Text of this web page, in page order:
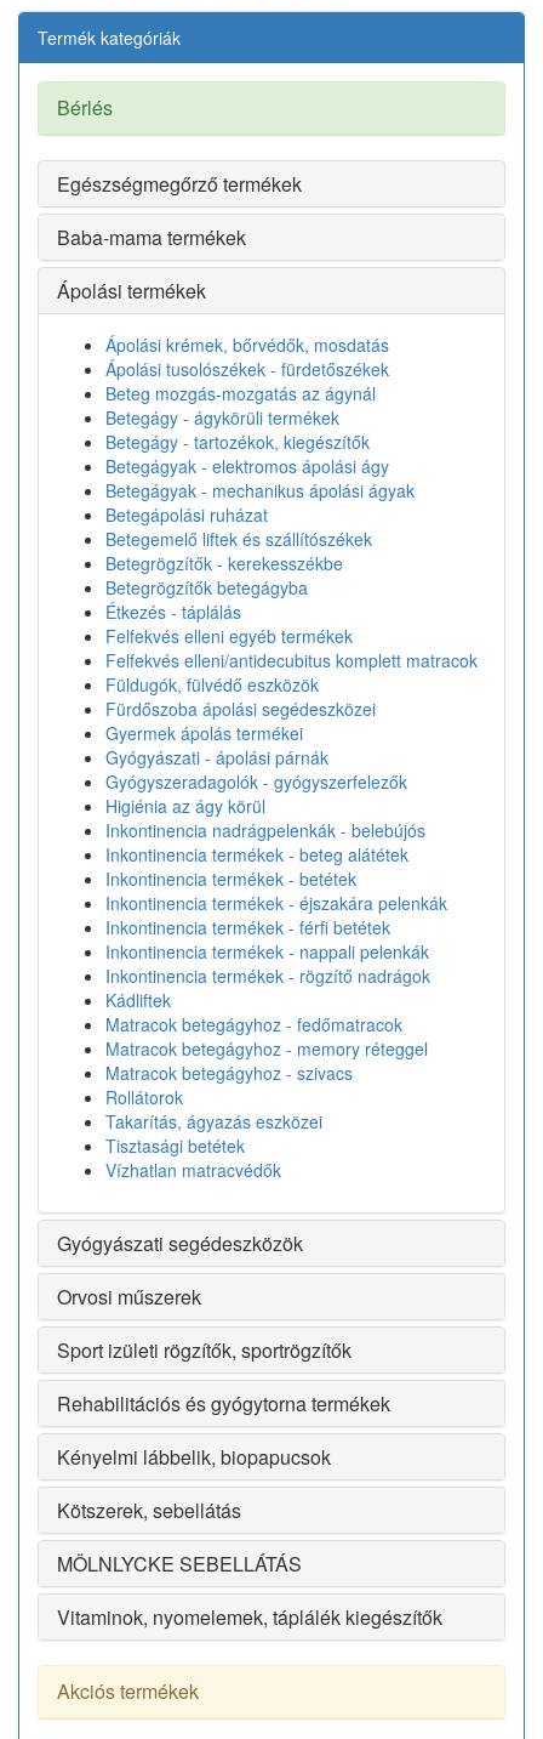
Termék kategóriák
Bérlés
Egészségmegőrző termékek
Baba-mama termékek
Ápolási termékek
Ápolási krémek, bőrvédők, mosdatás
Ápolási tusolószékek - fürdetőszékek
Beteg mozgás-mozgatás az ágynál
Betegágy - ágykörüli termékek
Betegágy - tartozékok, kiegészítők
Betegágyak - elektromos ápolási ágy
Betegágyak - mechanikus ápolási ágyak
Betegápolási ruházat
Betegemelő liftek és szállítószékek
Betegrögzítők - kerekesszékbe
Betegrögzítők betegágyba
Étkezés - táplálás
Felfekvés elleni egyéb termékek
Felfekvés elleni/antidecubitus komplett matracok
Füldugók, fülvédő eszközök
Fürdőszoba ápolási segédeszközei
Gyermek ápolás termékei
Gyógyászati - ápolási párnák
Gyógyszeradagolók - gyógyszerfelezők
Higiénia az ágy körül
Inkontinencia nadrágpelenkák - belebújós
Inkontinencia termékek - beteg alátétek
Inkontinencia termékek - betétek
Inkontinencia termékek - éjszakára pelenkák
Inkontinencia termékek - férfi betétek
Inkontinencia termékek - nappali pelenkák
Inkontinencia termékek - rögzítő nadrágok
Kádliftek
Matracok betegágyhoz - fedőmatracok
Matracok betegágyhoz - memory réteggel
Matracok betegágyhoz - szivacs
Rollátorok
Takarítás, ágyazás eszközei
Tisztasági betétek
Vízhatlan matracvédők
Gyógyászati segédeszközök
Orvosi műszerek
Sport izületi rögzítők, sportrögzítők
Rehabilitációs és gyógytorna termékek
Kényelmi lábbelik, biopapucsok
Kötszerek, sebellátás
MÖLNLYCKE SEBELLÁTÁS
Vitaminok, nyomelemek, táplálék kiegészítők
Akciós termékek